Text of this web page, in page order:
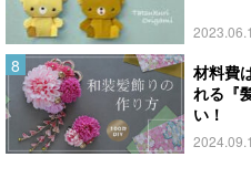
材料費
れる『
い！